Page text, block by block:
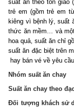
suất ăn theo tôn giáo
trẻ em (gồm trẻ em
kiêng vì bệnh lý, suất
thức ăn mềm… và
hoa quả, suất ăn chỉ
suất ăn đặc biệt trên
hay bán vé về yêu
Nhóm suất ăn chay
Suất ăn chay theo
Đối tượng khách sử